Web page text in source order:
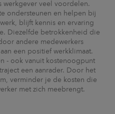
werkgever veel voordelen.
ondersteunen en helpen bij
blijft kennis en ervaring
Diezelfde betrokkenheid die
andere medewerkers
een positief werkklimaat.
- ook vanuit kostenoogpunt
een aanrader. Door het
verminder je de kosten die
met zich meebrengt.